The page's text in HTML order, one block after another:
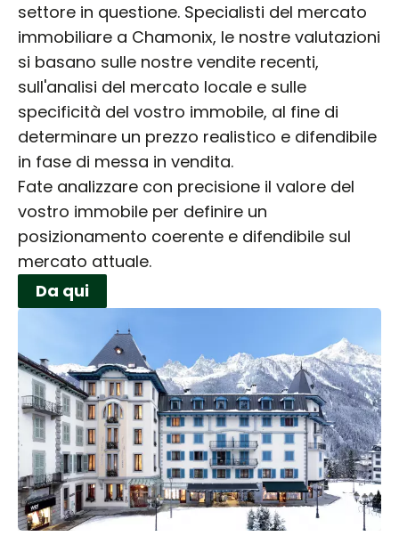
settore in questione. Specialisti del mercato
immobiliare a Chamonix, le nostre valutazioni
si basano sulle nostre vendite recenti,
sull'analisi del mercato locale e sulle
specificità del vostro immobile, al fine di
determinare un prezzo realistico e difendibile
in fase di messa in vendita.
Fate analizzare con precisione il valore del
vostro immobile per definire un
posizionamento coerente e difendibile sul
mercato attuale.
Da qui